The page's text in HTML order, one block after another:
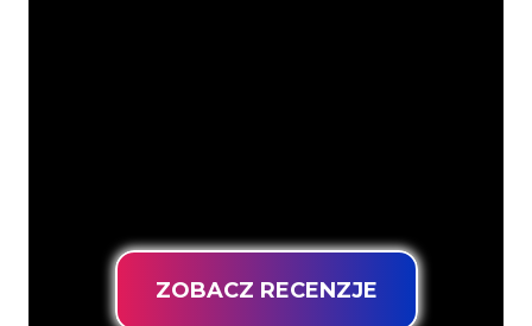
ZOBACZ RECENZJE